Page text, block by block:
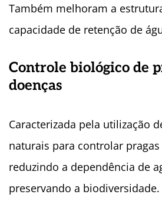
Também melhoram a
capacidade de retenção de
Controle biológico de
doenças
Caracterizada pela utilização
naturais para controlar pragas
reduzindo a dependência de
preservando a biodiversidade.